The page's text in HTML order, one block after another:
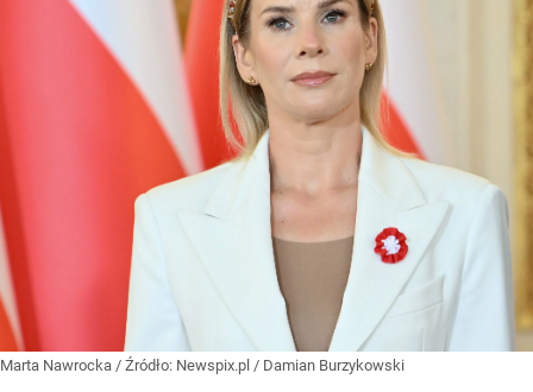
Marta Nawrocka / Źródło: Newspix.pl / Damian Burzykowski